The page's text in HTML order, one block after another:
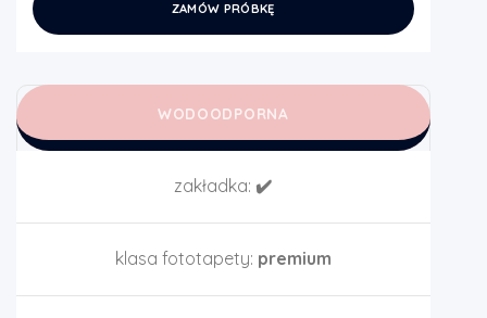
ZAMÓW PRÓBKĘ
WODOODPORNA
zakładka: ✔️
klasa fototapety: premium